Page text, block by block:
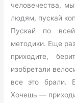
человечества,
людям, пускай
Пускай по
методики. Еще
приходите,
изобретали
все это брали.
Хочешь —